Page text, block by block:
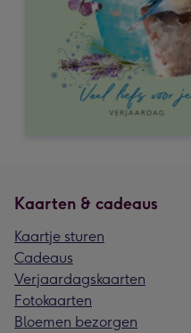
Kaarten & cadeaus
Kaartje sturen
Cadeaus
Verjaardagskaarten
Fotokaarten
Bloemen bezorgen